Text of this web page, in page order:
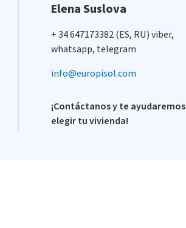
Elena Suslova
+ 34 647173382 (ES, RU) viber,
whatsapp, telegram
info@europisol.com
¡Contáctanos y te ayudaremos
elegir tu vivienda!